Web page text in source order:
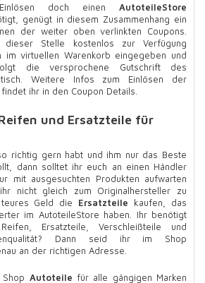
doch einen AutoteileStore
genügt in diesem Zusammenhang ein
der weiter oben verlinkten Coupons.
Stelle kostenlos zur Verfügung
im virtuellen Warenkorb eingegeben und
die versprochene Gutschrift des
Weitere Infos zum Einlösen der
ihr in den Coupon Details.
und Ersatzteile für
richtig gern habt und ihm nur das Beste
dann solltet ihr euch an einen Händler
mit ausgesuchten Produkten aufwarten
nicht gleich zum Originalhersteller zu
Geld die Ersatzteile kaufen, das
im AutoteileStore haben. Ihr benötigt
Ersatzteile, Verschleißteile und
Dann seid ihr im Shop
an der richtigen Adresse.
Autoteile für alle gängigen Marken